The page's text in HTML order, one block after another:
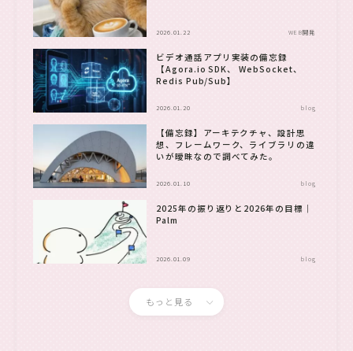
2026.01.22 WEB開発
ビデオ通話アプリ実装の備忘録
【Agora.io SDK、 WebSocket、
Redis Pub/Sub】
2026.01.20 blog
【備忘録】アーキテクチャ、設計思
想、フレームワーク、ライブラリの違
いが曖昧なので調べてみた。
2026.01.10 blog
2025年の振り返りと2026年の目標｜
Palm
2026.01.09 blog
もっと見る